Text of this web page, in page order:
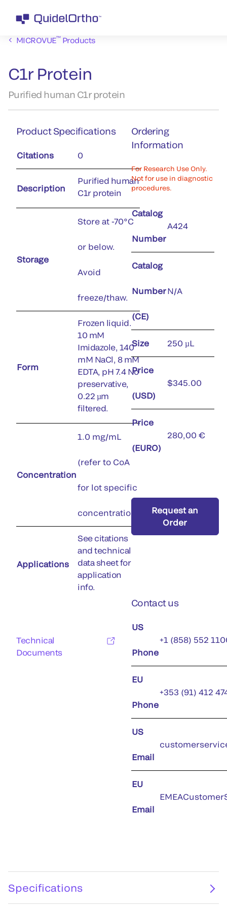
MICROVUE™Products
C1r Protein
Purified human C1r protein
Product Specifications
Citations 0
Description
Purified human
C1r protein
Storage
Store at -70°C
or below.
Avoid
freeze/thaw.
Form
Frozen liquid.
10 mM
Imidazole, 140
mM NaCl, 8 mM
EDTA, pH 7.4 No
preservative,
0.22 µm
filtered.
Concentration
1.0 mg/mL
(refer to CoA
for lot specific
concentration)
Applications
See citations
and technical
data sheet for
application
info.
Technical
Documents
Ordering
Information
For Research Use Only.
Not for use in diagnostic
procedures.
Catalog
Number
A424
Catalog
Number
(CE)
N/A
Size 250 µL
Price
(USD)
$345.00
Price
(EURO)
280,00 €
Request an
Order
Contact us
US
Phone
+1 (858) 552
EU
Phone
+353 (91) 412
US
Email
EU
Email
Specifications